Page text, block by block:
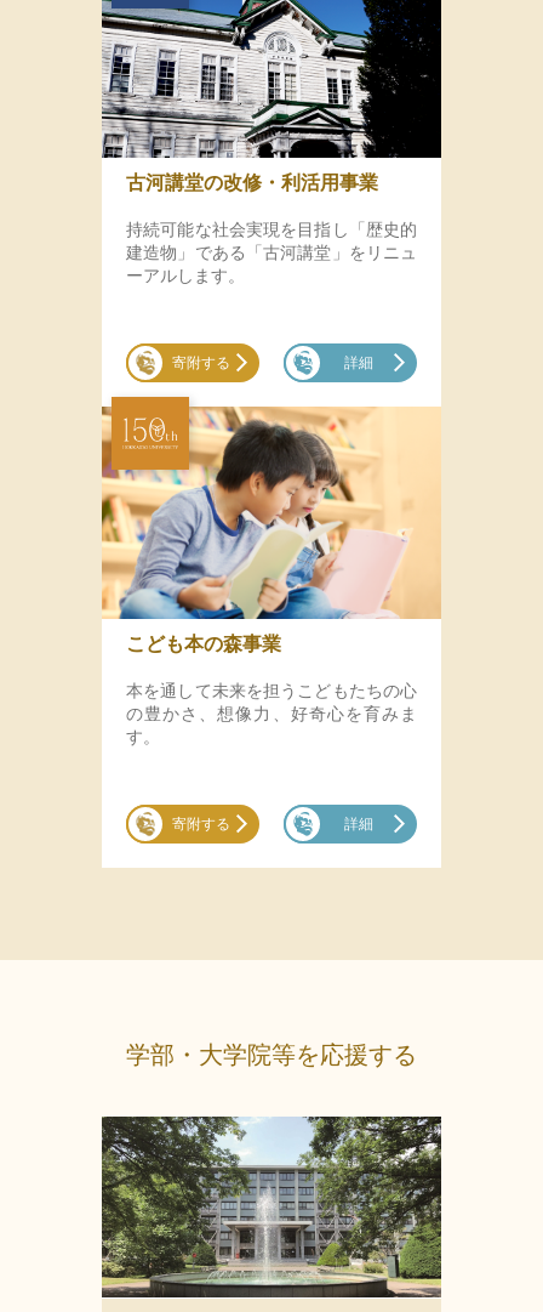
古河講堂の改修・利活用事業
持続可能な社会実現を目指し「歴史的
建造物」である「古河講堂」をリニュ
ーアルします。
寄附する 詳細
こども本の森事業
本を通して未来を担うこどもたちの心
の豊かさ、想像力、好奇心を育みま
す。
寄附する 詳細
学部・大学院等を応援する